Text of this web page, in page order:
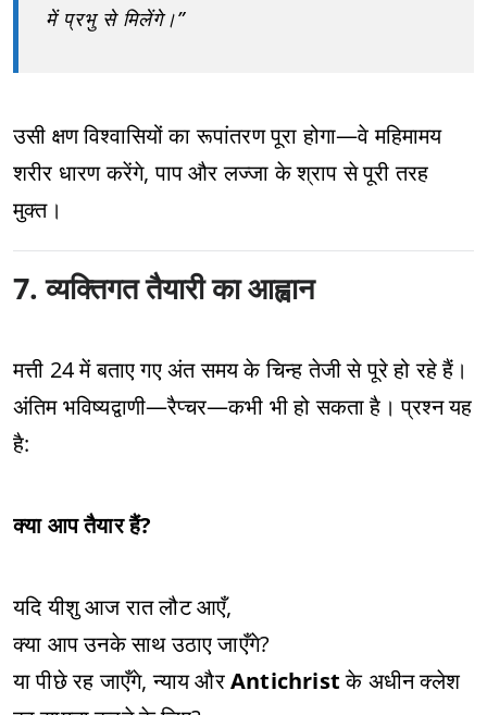
में प्रभु से मिलेंगे।”
उसी क्षण विश्वासियों का रूपांतरण पूरा होगा—वे महिमामय
शरीर धारण करेंगे, पाप और लज्जा के श्राप से पूरी तरह
मुक्त।
7. व्यक्तिगत तैयारी का आह्वान
मत्ती 24 में बताए गए अंत समय के चिन्ह तेजी से पूरे हो रहे हैं।
अंतिम भविष्यद्वाणी—रैप्चर—कभी भी हो सकता है। प्रश्न यह
है:
क्या आप तैयार हैं?
यदि यीशु आज रात लौट आएँ,
क्या आप उनके साथ उठाए जाएँगे?
या पीछे रह जाएँगे, न्याय औरAntichristके अधीन क्लेश